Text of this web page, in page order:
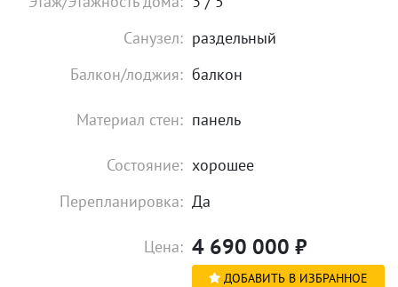
Санузел: раздельный
Балкон/лоджия: балкон
Материал стен: панель
Состояние: хорошее
Перепланировка: Да
Цена: 4 690 000 ₽
ДОБАВИТЬ В ИЗБРАННОЕ